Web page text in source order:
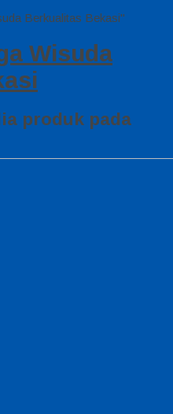
Berkualitas Bekasi"
Wisuda
produk pada